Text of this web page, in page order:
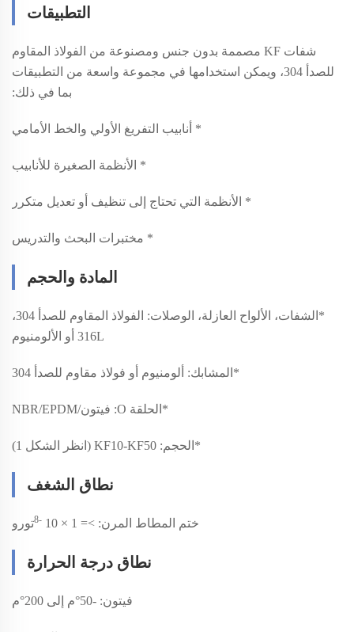
التطبيقات
شفات KF مصممة بدون جنس ومصنوعة من الفولاذ المقاوم
للصدأ 304، ويمكن استخدامها في مجموعة واسعة من التطبيقات
بما في ذلك:
* أنابيب التفريغ الأولي والخط الأمامي
* الأنظمة الصغيرة للأنابيب
* الأنظمة التي تحتاج إلى تنظيف أو تعديل متكرر
* مختبرات البحث والتدريس
المادة والحجم
*
الشفات، الألواح العازلة، الوصلات: الفولاذ المقاوم للصدأ 304،
316L أو الألومنيوم
* المشابك: ألومنيوم أو فولاذ مقاوم للصدأ 304
* الحلقة O: فيتون/NBR/EPDM
* الحجم: KF10-KF50 (انظر الشكل 1)
نطاق الشغف
ختم المطاط المرن: >= 1 × 10 -8 تورو
نطاق درجة الحرارة
فيتون: -50°م إلى 200°م